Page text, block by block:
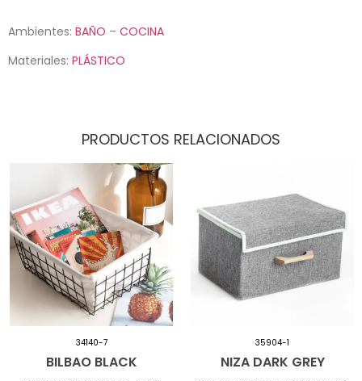
Ambientes: BAÑO – COCINA
Materiales: PLÁSTICO
PRODUCTOS RELACIONADOS
34140-7
BILBAO BLACK
35904-1
NIZA DARK GREY